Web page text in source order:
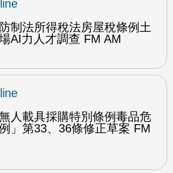
制法所得稅法房屋稅條例土
AI力人才調查 FM AM
人載具採購特別條例毒品危
」第33、36條修正草案 FM